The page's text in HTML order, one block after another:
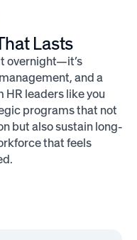
Lasts
overnight—it’s
and a
HR leaders like you
programs that not
but also sustain long-
that feels